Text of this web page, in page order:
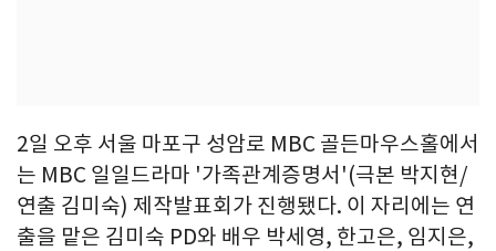
2일 오후 서울 마포구 성암로 MBC 골든마우스홀에서
는 MBC 일일드라마 '가족관계증명서'(극본 박지현/
연출 김미숙) 제작발표회가 진행됐다. 이 자리에는 연
출을 맡은 김미숙 PD와 배우 박세영, 한고은, 임지은,